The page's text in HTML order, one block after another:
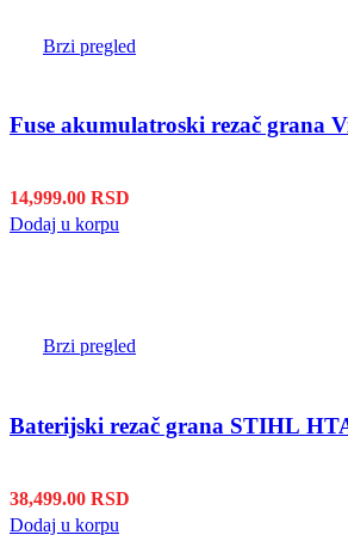
Brzi pregled
Fuse akumulatroski rezač grana
14,999.00 RSD
Dodaj u korpu
Brzi pregled
Baterijski rezač grana STIHL
38,499.00 RSD
Dodaj u korpu